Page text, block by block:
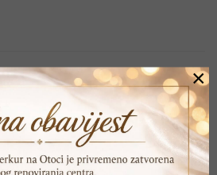
PROIZVODI ×